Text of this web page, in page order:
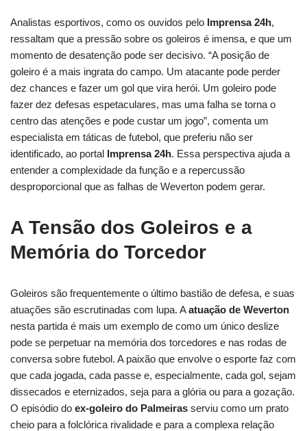
Analistas esportivos, como os ouvidos pelo Imprensa 24h,
ressaltam que a pressão sobre os goleiros é imensa, e que um
momento de desatenção pode ser decisivo. “A posição de
goleiro é a mais ingrata do campo. Um atacante pode perder
dez chances e fazer um gol que vira herói. Um goleiro pode
fazer dez defesas espetaculares, mas uma falha se torna o
centro das atenções e pode custar um jogo”, comenta um
especialista em táticas de futebol, que preferiu não ser
identificado, ao portal Imprensa 24h. Essa perspectiva ajuda a
entender a complexidade da função e a repercussão
desproporcional que as falhas de Weverton podem gerar.
A Tensão dos Goleiros e a
Memória do Torcedor
Goleiros são frequentemente o último bastião de defesa, e suas
atuações são escrutinadas com lupa. Aatuação de Weverton
nesta partida é mais um exemplo de como um único deslize
pode se perpetuar na memória dos torcedores e nas rodas de
conversa sobre futebol. A paixão que envolve o esporte faz com
que cada jogada, cada passe e, especialmente, cada gol, sejam
dissecados e eternizados, seja para a glória ou para a gozação.
O episódio do ex-goleiro do Palmeiras serviu como um prato
cheio para a folclórica rivalidade e para a complexa relação